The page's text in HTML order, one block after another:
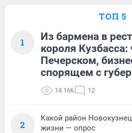
ТОП 5
1
Из бармена в
короля
Печерском,
спорящем с
14 166 12
2
Какой район
жизни — опрос